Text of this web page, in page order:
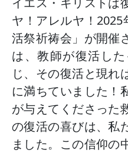
ヤ！アレルヤ！
活祭祈祷会」が開催
は、教師が復活し
じ、その復活と現れ
に満ちていました！
が与えてくださった
の復活の喜びは、私
ました。この信仰の